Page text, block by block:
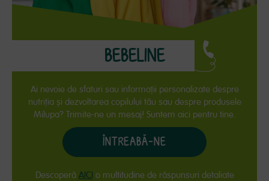
BEBELINE
Ai nevoie de sfaturi sau informaţii personalizate despre
nutriţia și dezvoltarea copilului tău sau despre produsele
Milupa? Trimite-ne un mesaj! Suntem aici pentru tine.
ÎNTREABĂ-NE
Descoperă AICI o multitudine de răspunsuri detaliate